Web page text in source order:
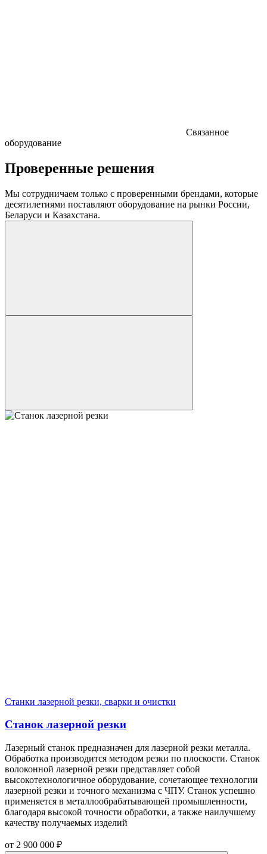
Связанное
оборудование
Проверенные решения
Мы сотрудничаем только с проверенными брендами, которые
десятилетиями поставляют оборудование на рынки России,
Беларуси и Казахстана.
Станки лазерной резки, сварки и очистки
Станок лазерной резки
Лазерный станок предназначен для лазерной резки металла.
Обработка производится методом резки по плоскости. Станок
волоконной лазерной резки представляет собой
высокотехнологичное оборудование, сочетающее технологии
лазерной резки и точного механизма с ЧПУ. Станок успешно
применяется в металлообрабатывающей промышленности,
благодаря высокой точности обработки, а также наилучшему
качеству получаемых изделий
от 2 900 000 ₽